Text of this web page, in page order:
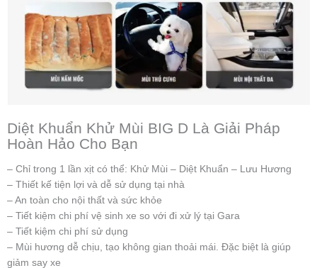
Diệt Khuẩn Khử Mùi BIG D Là Giải Pháp
Hoàn Hảo Cho Bạn
– Chỉ trong 1 lần xịt có thể: Khử Mùi – Diệt Khuẩn – Lưu Hương
– Thiết kế tiện lợi và dễ sử dụng tại nhà
– An toàn cho nội thất và sức khỏe
– Tiết kiệm chi phí vệ sinh xe so với đi xử lý tại Gara
– Tiết kiệm chi phí sử dụng
– Mùi hương dễ chịu, tạo không gian thoải mái. Đặc biệt là giúp
giảm say xe